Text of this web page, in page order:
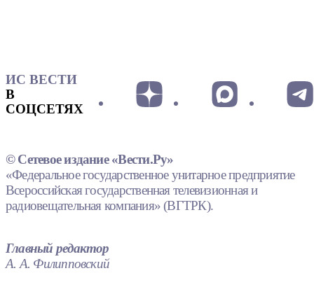
ИС ВЕСТИ
В
СОЦСЕТЯХ
© Сетевое издание «Вести.Ру»
«Федеральное государственное унитарное предприятие
Всероссийская государственная телевизионная и
радиовещательная компания» (ВГТРК).
Главный редактор
А. А. Филипповский